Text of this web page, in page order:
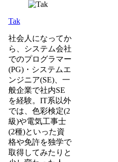
Tak
社会人になってか
ら、システム会社
でのプログラマー
(PG)・システムエ
ンジニア(SE)、一
般企業で社内SE
を経験。IT系以外
では、色彩検定(2
級)や電気工事士
(2種)といった資
格や免許を独学で
取得してみたりと